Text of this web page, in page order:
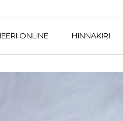
ONLINE HINNAKIRI